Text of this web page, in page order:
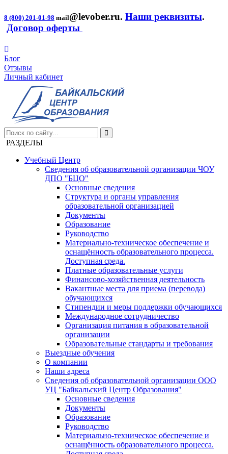
8 (800) 201-01-98 mail@levober.ru. Наши реквизиты.
Договор оферты
Блог
Отзывы
Личный кабинет
РАЗДЕЛЫ
Учебный Центр
Сведения об образовательной организации ЧОУ
ДПО "БЦО"
Основные сведения
Структура и органы управления
образовательной организацией
Документы
Образование
Руководство
Материально-техническое обеспечение и
оснащённость образовательного процесса.
Доступная среда.
Платные образовательные услуги
Финансово-хозяйственная деятельность
Вакантные места для приема (перевода)
обучающихся
Стипендии и меры поддержки обучающихся
Международное сотрудничество
Организация питания в образовательной
организации
Образовательные стандарты и требования
Выездные обучения
О компании
Наши адреса
Сведения об образовательной организации ООО
УЦ "Байкальский Центр Образования"
Основные сведения
Документы
Образование
Руководство
Материально-техническое обеспечение и
оснащённость образовательного процесса.